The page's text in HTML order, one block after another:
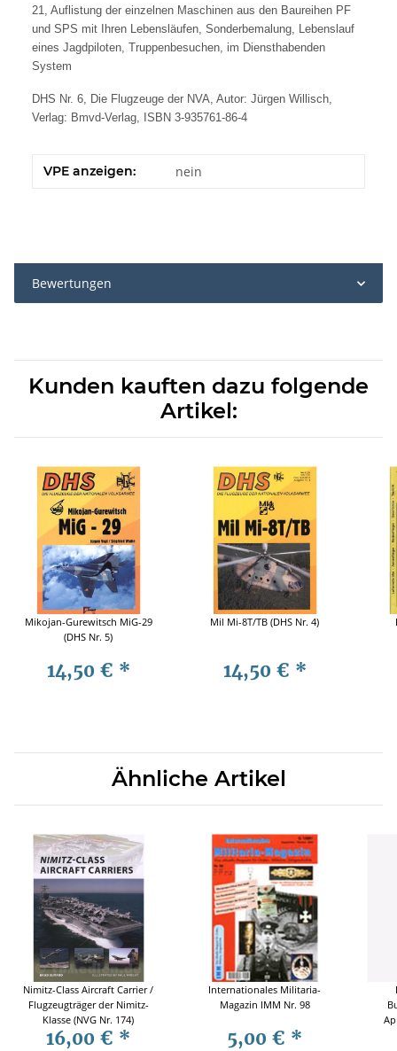
21, Auflistung der einzelnen Maschinen aus den Baureihen PF
und SPS mit Ihren Lebensläufen, Sonderbemalung, Lebenslauf
eines Jagdpiloten, Truppenbesuchen, im Diensthabenden
System
DHS Nr. 6, Die Flugzeuge der NVA, Autor: Jürgen Willisch,
Verlag: Bmvd-Verlag, ISBN 3-935761-86-4
VPE anzeigen: nein
Bewertungen
Kunden kauften dazu folgende
Artikel:
Mikojan-Gurewitsch MiG-29
(DHS Nr. 5)
14,50 € *
Mil Mi-8T/TB (DHS Nr. 4)
14,50 € *
Ähnliche Artikel
Nimitz-Class Aircraft Carrier /
Flugzeugträger der Nimitz-
Klasse (NVG Nr. 174)
16,00 € *
Internationales Militaria-
Magazin IMM Nr. 98
5,00 € *